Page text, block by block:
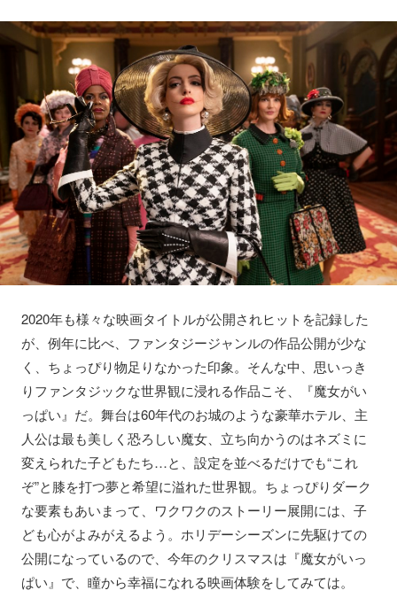
2020年も様々な映画タイトルが公開されヒットを記録した
が、例年に比べ、ファンタジージャンルの作品公開が少な
く、ちょっぴり物足りなかった印象。そんな中、思いっき
りファンタジックな世界観に浸れる作品こそ、『魔女がい
っぱい』だ。舞台は60年代のお城のような豪華ホテル、主
人公は最も美しく恐ろしい魔女、立ち向かうのはネズミに
変えられた子どもたち…と、設定を並べるだけでも“これ
ぞ”と膝を打つ夢と希望に溢れた世界観。ちょっぴりダーク
な要素もあいまって、ワクワクのストーリー展開には、子
ども心がよみがえるよう。ホリデーシーズンに先駆けての
公開になっているので、今年のクリスマスは『魔女がいっ
ぱい』で、瞳から幸福になれる映画体験をしてみては。